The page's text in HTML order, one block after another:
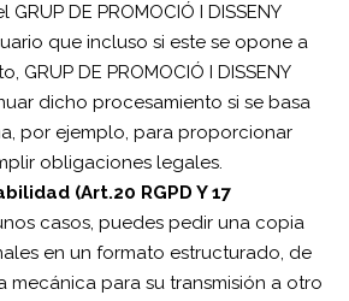
DE PROMOCIÓ I DISSENY
que incluso si este se opone a
GRUP DE PROMOCIÓ I DISSENY
dicho procesamiento si se basa
por ejemplo, para proporcionar
obligaciones legales.
(Art.20 RGPD Y 17
casos, puedes pedir una copia
en un formato estructurado, de
mecánica para su transmisión a otro